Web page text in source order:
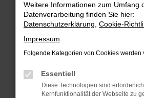
Überprüfe deine Firewall
Internetverbindung.
Laden andere Webseiten, zum
Suchmaschine?
Prüfe deine
Manche Erweiterungen, wie
können das Laden bestimmter
verhindern. Funktioniert die
Weitere Informationen zum Umfang
Datenverarbeitung finden Sie hier:
Datenschutzerklärung Cookie-
Impressum
Folgende Kategorien von Cookies werden
Essentiell
Diese Technologien sind
Kernfunktionalität der Webseite zu